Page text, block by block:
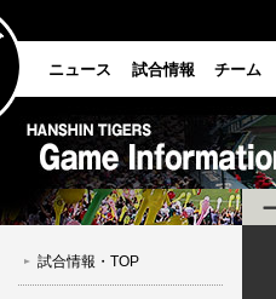
ニュース 試合情報 チーム
試合情報・TOP